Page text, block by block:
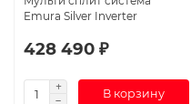
Emura Silver Inverter
428 490 ₽
В корзину